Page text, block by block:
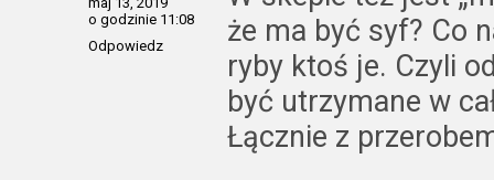
o godzinie 11:08
Odpowiedz
że ma być syf? Co
ryby ktoś je. Czyli
być utrzymane w
Łącznie z